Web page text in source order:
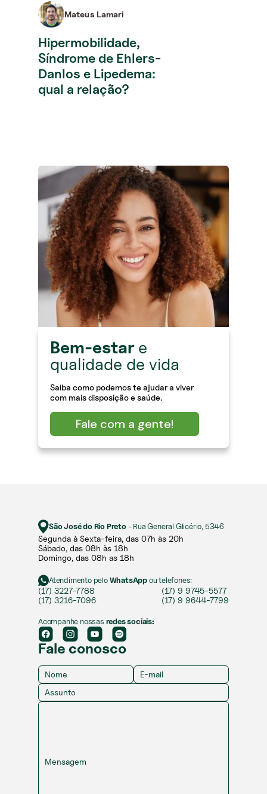
Mateus Lamari
Hipermobilidade,
Síndrome de Ehlers-
Danlos e Lipedema:
qual a relação?
Bem-estar e
qualidade de vida
Saiba como podemos te ajudar a viver
com mais disposição e saúde.
Fale com a gente!
São José do Rio Preto- Rua General Glicério, 5346
Segunda à Sexta-feira, das 07h às 20h​​
Sábado, das 08h às 18h ​
Domingo, das 08h as 18h
Atendimento peloWhatsAppou telefones:
(17) 3227-7788
(17) 3216-7096
(17) 9 9745-5577
(17) 9 9644-7799
Acompanhe nossas redes sociais:
Fale conosco